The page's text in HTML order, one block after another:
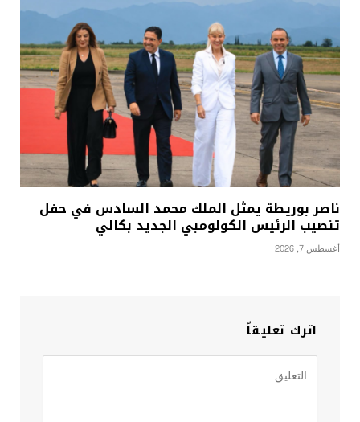
ناصر بوريطة يمثل الملك محمد السادس في حفل
تنصيب الرئيس الكولومبي الجديد بكالي
أغسطس 7, 2026
اترك تعليقاً